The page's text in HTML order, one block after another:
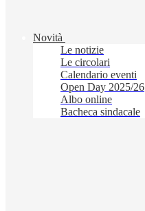
Novità
Le notizie
Le circolari
Calendario eventi
Open Day 2025/26
Albo online
Bacheca sindacale